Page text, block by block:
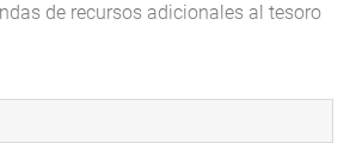
de recursos adicionales al tesoro
que exista un análisis costo-
estos recursos.